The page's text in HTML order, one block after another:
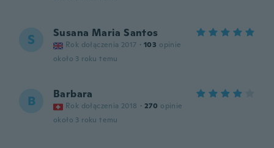
S Susana Maria Santos
Rok dołączenia 2017 · 103 opinie
około 3 roku temu
B Barbara
Rok dołączenia 2018 · 270 opinie
około 3 roku temu